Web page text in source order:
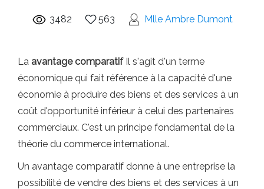
3482 563 Mlle Ambre Dumont
La avantage comparatifIl s'agit d'un terme
économique qui fait référence à la capacité d'une
économie à produire des biens et des services à un
coût d'opportunité inférieur à celui des partenaires
commerciaux. C'est un principe fondamental de la
théorie du commerce international.
Un avantage comparatif donne à une entreprise la
possibilité de vendre des biens et des services à un